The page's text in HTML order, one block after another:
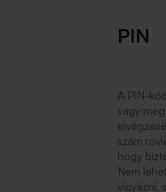
PIN
A PIN-
vagy
szám
hogy
Nem
vigyázni,